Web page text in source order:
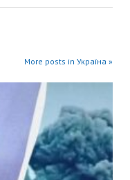
More posts in Україна »